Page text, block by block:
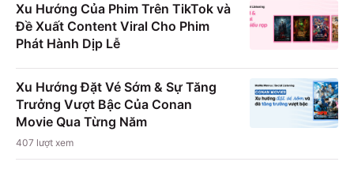
Xu Hướng Của Phim Trên TikTok và
Đề Xuất Content Viral Cho Phim
Phát Hành Dịp Lễ
Xu Hướng Đặt Vé Sớm & Sự Tăng
Trưởng Vượt Bậc Của Conan
Movie Qua Từng Năm
407 lượt xem